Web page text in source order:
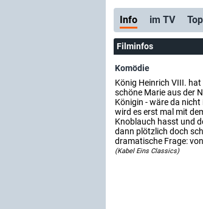
Info im TV
Filminfos
Komödie
König Heinrich VIII.
schöne Marie aus der
Königin - wäre da
wird es erst mal mit
Knoblauch hasst und
dann plötzlich doch
dramatische Frage:
(Kabel Eins Classics)